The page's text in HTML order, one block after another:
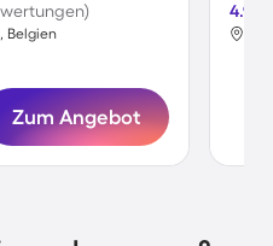
Belgien
Zum Angebot
4.9